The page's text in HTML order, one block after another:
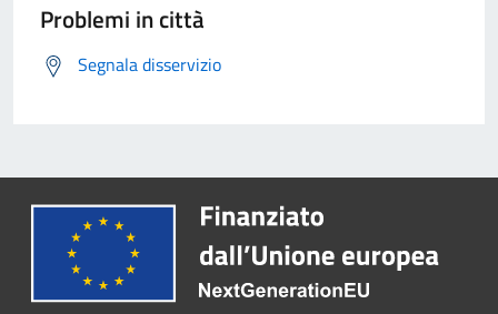
Problemi in città
Segnala disservizio